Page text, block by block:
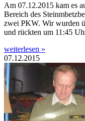
Am 07.12.2015 kam es
Bereich des
zwei PKW. Wir wurden
und rückten um 11:45
weiterlesen »
07.12.2015